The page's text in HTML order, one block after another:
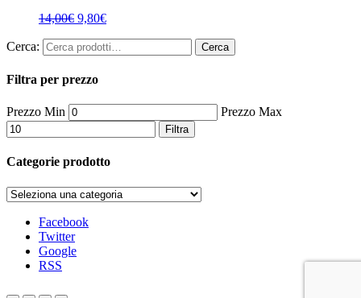
14,00€ 9,80€
Cerca: Cerca
Filtra per prezzo
Prezzo Min Prezzo Max
Filtra
Categorie prodotto
Facebook
Twitter
Google
RSS